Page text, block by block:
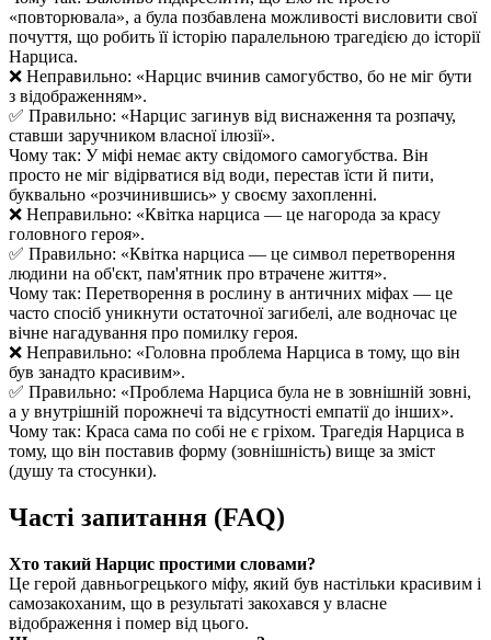
«повторювала», а була позбавлена можливості висловити свої
почуття, що робить її історію паралельною трагедією до історії
Нарциса.
❌ Неправильно: «Нарцис вчинив самогубство, бо не міг бути
з відображенням».
✅ Правильно: «Нарцис загинув від виснаження та розпачу,
ставши заручником власної ілюзії».
Чому так: У міфі немає акту свідомого самогубства. Він
просто не міг відірватися від води, перестав їсти й пити,
буквально «розчинившись» у своєму захопленні.
❌ Неправильно: «Квітка нарциса — це нагорода за красу
головного героя».
✅ Правильно: «Квітка нарциса — це символ перетворення
людини на об'єкт, пам'ятник про втрачене життя».
Чому так: Перетворення в рослину в античних міфах — це
часто спосіб уникнути остаточної загибелі, але водночас це
вічне нагадування про помилку героя.
❌ Неправильно: «Головна проблема Нарциса в тому, що він
був занадто красивим».
✅ Правильно: «Проблема Нарциса була не в зовнішній зовні,
а у внутрішній порожнечі та відсутності емпатії до інших».
Чому так: Краса сама по собі не є гріхом. Трагедія Нарциса в
тому, що він поставив форму (зовнішність) вище за зміст
(душу та стосунки).
Часті запитання (FAQ)
Хто такий Нарцис простими словами?
Це герой давньогрецького міфу, який був настільки красивим і
самозакоханим, що в результаті закохався у власне
відображення і помер від цього.